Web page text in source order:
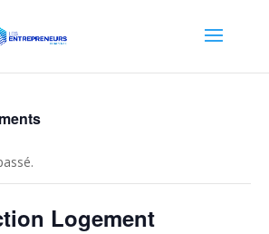
Logement